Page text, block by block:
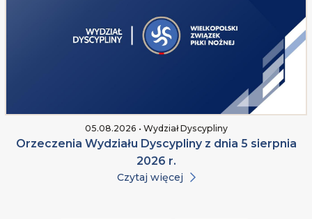
05.08.2026 • Wydział Dyscypliny
Orzeczenia Wydziału Dyscypliny z dnia 5 sierpnia
2026 r.
Czytaj więcej